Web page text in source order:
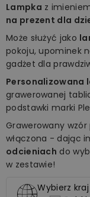
Lampka z
na prezent dla
Może służyć jako
pokoju, upominek
gadżet dla
Personalizowana
grawerowanej
podstawki marki
Grawerowany
włączona - dając
odcieniach do
w zestawie!
Wybierz